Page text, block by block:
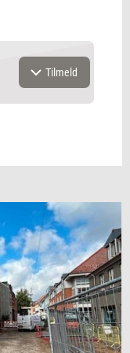
samt
Det er altid
Tilmeld